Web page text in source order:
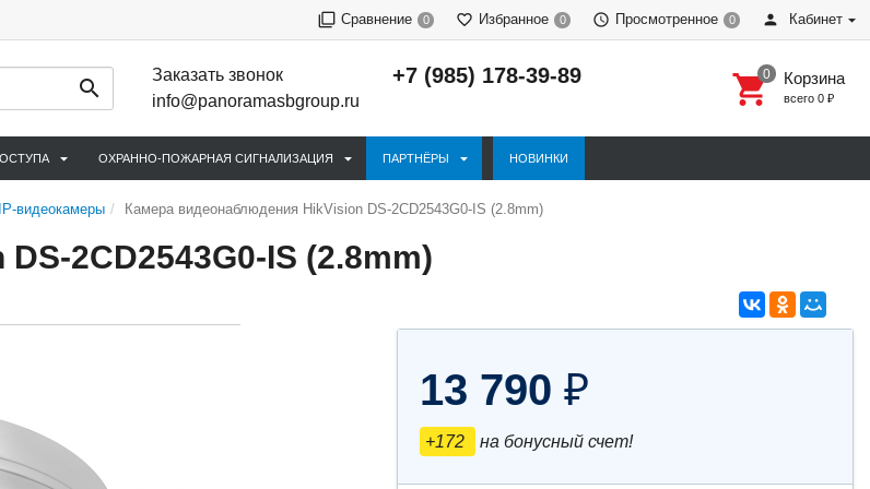
Сравнение 0 Избранное 0 Просмотренное 0 Кабинет
Заказать звонок
info@panoramasbgroup.ru
+7 (985) 178-39-89 Корзина
всего 0 ₽
ОХРАННО-ПОЖАРНАЯ СИГНАЛИЗАЦИЯ ПАРТНЁРЫ НОВИНКИ
видеокамеры Камера видеонаблюдения HikVision DS-2CD2543G0-IS (2.8mm)
2CD2543G0-IS (2.8mm)
13 790 ₽
+172 на бонусный счет!